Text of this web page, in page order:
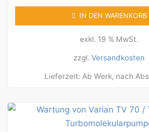
IN DEN WARENKORB
exkl. 19 % MwSt.
zzgl. Versandkosten
Lieferzeit: Ab Werk, nach